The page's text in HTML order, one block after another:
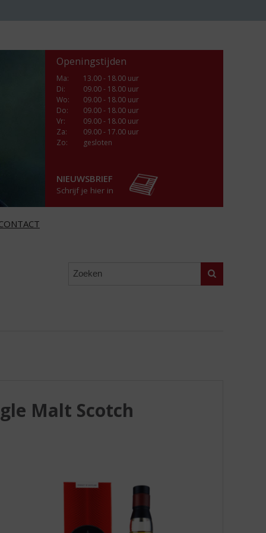
Openingstijden
Ma:
13.00 - 18.00 uur
Di:
09.00 - 18.00 uur
Wo:
09.00 - 18.00 uur
Do:
09.00 - 18.00 uur
Vr:
09.00 - 18.00 uur
Za:
09.00 - 17.00 uur
Zo:
gesloten
NIEUWSBRIEF
Schrijf je hier in
Zoeken
Malt Scotch